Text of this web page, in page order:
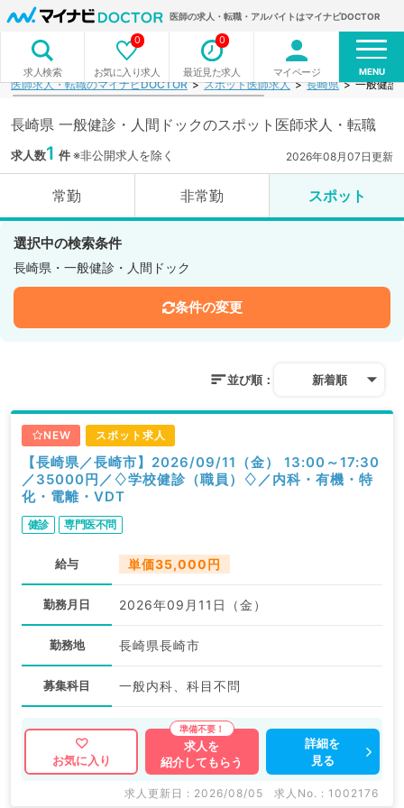
医師の求人・転職・アルバイトはマイナビDOCTOR
求人検索 お気に入り求人
0
最近見た求人
0
マイページ MENU
医師求人・転職のマイナビDOCTOR スポット医師求人 長崎県 一般健診
長崎県 一般健診・人間ドックのスポット医師求人・転職
求人数1 件※非公開求人を除く 2026年08月07日更新
常勤 非常勤 スポット
選択中の検索条件
長崎県・一般健診・人間ドック
条件の変更
並び順： 新着順
NEW スポット求人
【長崎県／長崎市】2026/09/11（金） 13:00～17:30
／35000円／♢学校健診（職員）♢／内科・有機・特
化・電離・VDT
健診 専門医不問
給与 単価35,000円
勤務月日 2026年09月11日（金）
勤務地 長崎県長崎市
募集科目 一般内科、科目不問
お気に入り
求人を
紹介してもらう
詳細を
見る
求人更新日 : 2026/08/05 求人No. : 1002176